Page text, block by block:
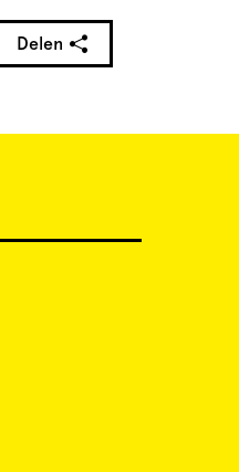
Delen